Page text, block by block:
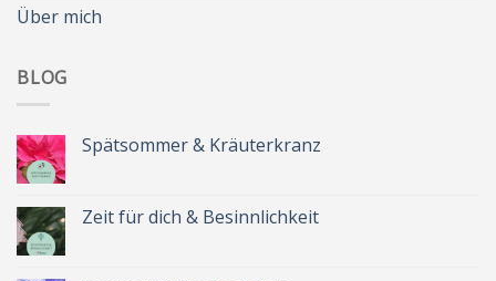
Über mich
BLOG
Spätsommer & Kräuterkranz
Spätsommer
&
Zeit für dich & Besinnlichkeit